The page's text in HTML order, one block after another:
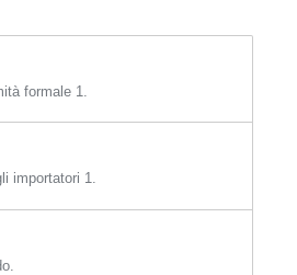
formale 1.
importatori 1.